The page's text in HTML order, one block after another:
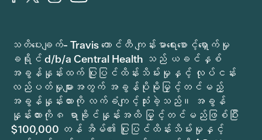
သတိပေးချက်- Travis ကောင်တီ ကျန်းမာရေးစောင့်ရှောက်မှု
ခရိုင် d/b/a Central Health သည် ယခင်နှစ်
အခွန်နှုန်းထက် ပြုပြင်ထိန်းသိမ်းမှုနှင့် လုပ်ငန်း
လည်ပတ်မှုများအတွက် အခွန်ပိုမိုမြှင့်တင်မည့်
အခွန်နှုန်းထားကို လက်ခံကျင့်သုံးခဲ့သည်။ အခွန်
နှုန်းထားကို ၈ ရာခိုင်နှုန်းအထိ မြှင့်တင်မည်ဖြစ်ပြီး
$100,000 တန် အိမ်၏ ပြုပြင်ထိန်းသိမ်းမှုနှင့်